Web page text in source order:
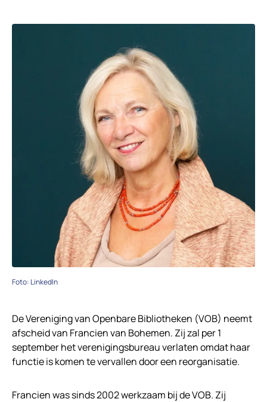
Foto: LinkedIn
De Vereniging van Openbare Bibliotheken (VOB) neemt
afscheid van Francien van Bohemen. Zij zal per 1
september het verenigingsbureau verlaten omdat haar
functie is komen te vervallen door een reorganisatie.
Francien was sinds 2002 werkzaam bij de VOB. Zij